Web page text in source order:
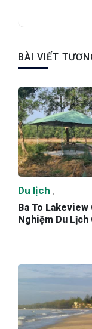
BÀI VIẾT
Du lịch
Ba To
Nghiệm Du